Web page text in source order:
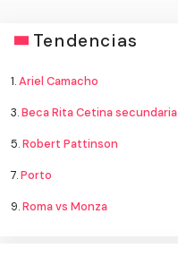
Tendencias
1.Ariel Camacho
3.Beca Rita Cetina secundaria
5.Robert Pattinson
7.Porto
9.Roma vs Monza